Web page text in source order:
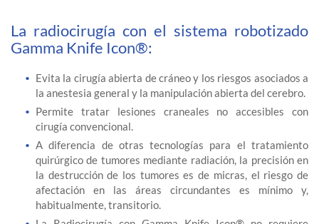
La radiocirugía con el sistema robotizado
Gamma Knife Icon®:
Evita la cirugía abierta de cráneo y los riesgos asociados a
la anestesia general y la manipulación abierta del cerebro.
Permite tratar lesiones craneales no accesibles con
cirugía convencional.
A diferencia de otras tecnologías para el tratamiento
quirúrgico de tumores mediante radiación, la precisión en
la destrucción de los tumores es de micras, el riesgo de
afectación en las áreas circundantes es mínimo y,
habitualmente, transitorio.